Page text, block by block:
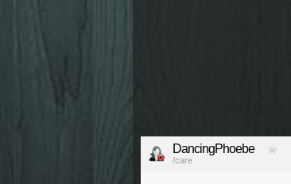
DancingPhoebe
/care